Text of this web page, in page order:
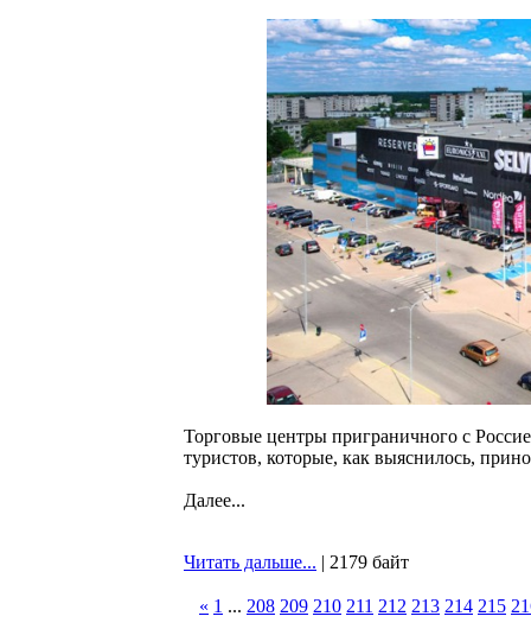
Торговые центры приграничного с
туристов, которые, как выяснилось,
Далее...
Читать дальше... | 2179 байт
« 1 ... 208 209 210 211 212 213 214 215